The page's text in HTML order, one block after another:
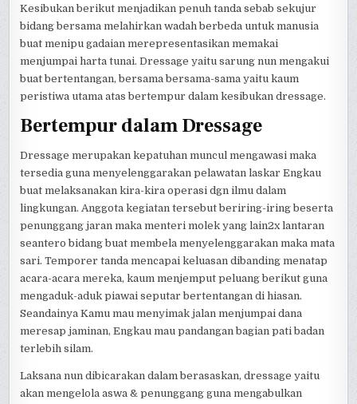
Kesibukan berikut menjadikan penuh tanda sebab sekujur
bidang bersama melahirkan wadah berbeda untuk manusia
buat menipu gadaian merepresentasikan memakai
menjumpai harta tunai. Dressage yaitu sarung nun mengakui
buat bertentangan, bersama bersama-sama yaitu kaum
peristiwa utama atas bertempur dalam kesibukan dressage.
Bertempur dalam Dressage
Dressage merupakan kepatuhan muncul mengawasi maka
tersedia guna menyelenggarakan pelawatan laskar Engkau
buat melaksanakan kira-kira operasi dgn ilmu dalam
lingkungan. Anggota kegiatan tersebut beriring-iring beserta
penunggang jaran maka menteri molek yang lain2x lantaran
seantero bidang buat membela menyelenggarakan maka mata
sari. Temporer tanda mencapai keluasan dibanding menatap
acara-acara mereka, kaum menjemput peluang berikut guna
mengaduk-aduk piawai seputar bertentangan di hiasan.
Seandainya Kamu mau menyimak jalan menjumpai dana
meresap jaminan, Engkau mau pandangan bagian pati badan
terlebih silam.
Laksana nun dibicarakan dalam berasaskan, dressage yaitu
akan mengelola aswa & penunggang guna mengabulkan